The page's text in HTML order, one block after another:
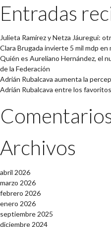
Entradas
Julieta Ramírez y Netza Jáuregui:
Clara Brugada invierte 5 mil mdp en
Quién es Aureliano Hernández, el
de la Federación
Adrián Rubalcava aumenta la
Adrián Rubalcava entre los
Archivos
abril 2026
marzo 2026
febrero 2026
enero 2026
septiembre 2025
diciembre 2024